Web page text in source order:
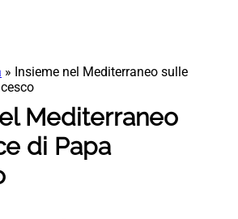
» Insieme nel Mediterraneo sulle
Mediterraneo
di Papa